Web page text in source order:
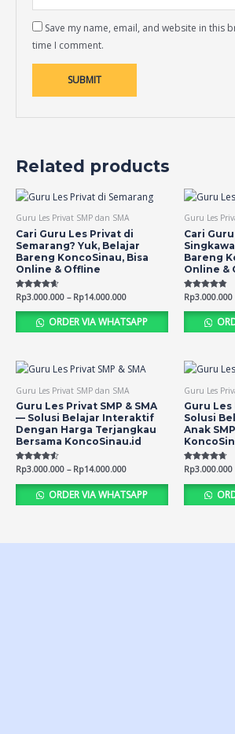
Save my name, email, and website in this
time I comment.
Related products
Guru Les Privat SMP dan SMA
Cari Guru Les Privat di
Semarang? Yuk, Belajar
Bareng KoncoSinau, Bisa
Online & Offline
Rated
4.56
out of 5
Rp3.000.000 – Rp14.000.000
ORDER VIA WHATSAPP
Guru Les
Cari
Bareng
Online &
Rated
4.73
out of 5
Rp3.000.000
Guru Les Privat SMP dan SMA
Guru Les Privat SMP & SMA
— Solusi Belajar Interaktif
Dengan Harga Terjangkau
Bersama KoncoSinau.id
Rated
4.54
out of 5
Rp3.000.000 – Rp14.000.000
ORDER VIA WHATSAPP
Guru Les
Guru
Solusi
Anak
Rated
4.71
out of 5
Rp3.000.000